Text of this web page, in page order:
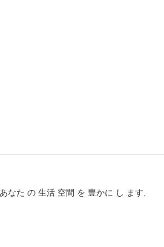
なた の 生活 空間 を 豊かに し ます.